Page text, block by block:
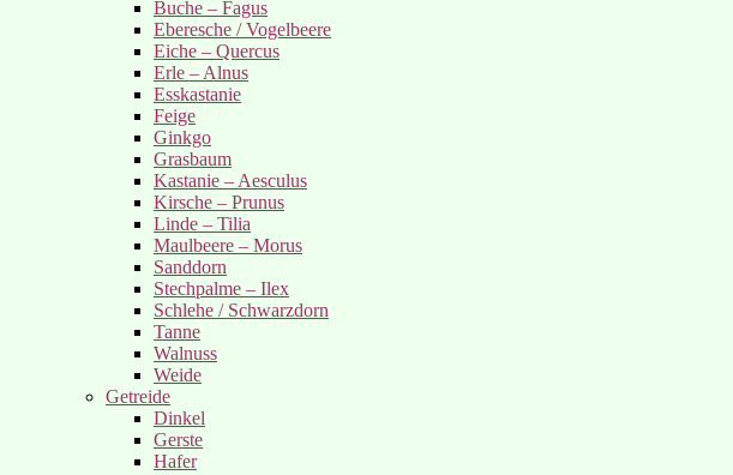
Buche – Fagus
Eberesche / Vogelbeere
Eiche – Quercus
Erle – Alnus
Esskastanie
Feige
Ginkgo
Grasbaum
Kastanie – Aesculus
Kirsche – Prunus
Linde – Tilia
Maulbeere – Morus
Sanddorn
Stechpalme – Ilex
Schlehe / Schwarzdorn
Tanne
Walnuss
Weide
Getreide
Dinkel
Gerste
Hafer